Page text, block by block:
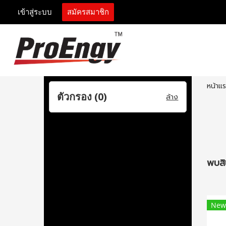
เข้าสู่ระบบ สมัครสมาชิก
หน้าแ
พบ
New
ตัวกรอง (0) ล้าง